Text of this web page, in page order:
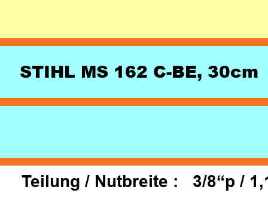
Teilung / Nutbreite :   3/8“p /
STIHL MS 162 C-BE, 30cm